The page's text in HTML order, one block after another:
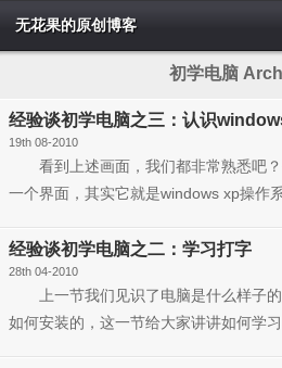
无花果的原创博客
初学电脑
经验谈初学电脑之三：认识
19th 08-2010
看到上述画面，我们都非常熟悉吧？
一个界面，其实它就是windows xp操作系
经验谈初学电脑之二：学习打字
28th 04-2010
上一节我们见识了电脑是什么样子的
如何安装的，这一节给大家讲讲如何学习